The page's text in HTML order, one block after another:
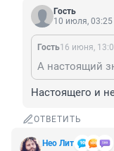
Гость
10 июля, 03:25
Гость16 июня,
Настоящего и
ОТВЕТИТЬ
Нео Лит